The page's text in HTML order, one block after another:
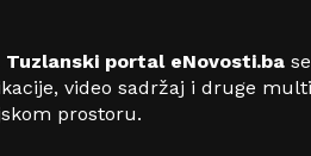
Tuzlanski portal eNovosti.ba
video sadržaj i druge
prostoru.